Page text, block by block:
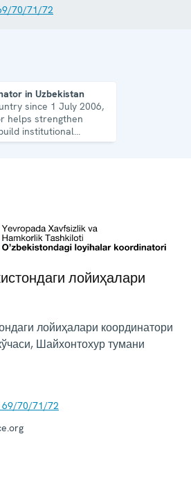
70/71/72
in Uzbekistan
since 1 July 2006,
helps strengthen
institutional
лойиҳалари
лойиҳалари координатори
Шайхонтохур тумани
69/70/71/72